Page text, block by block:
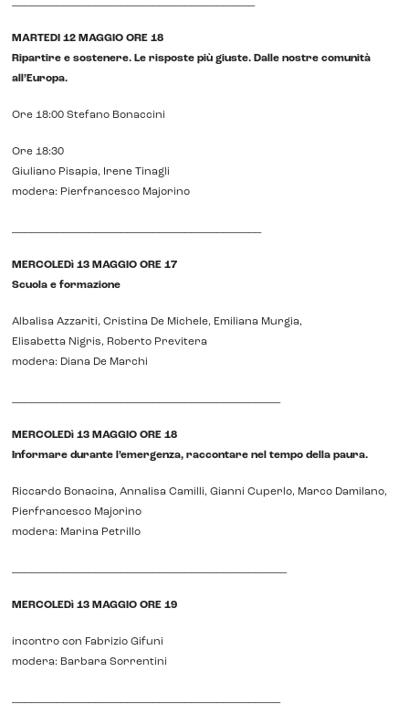
MARTEDI 12 MAGGIO ORE 18
Ripartire e sostenere. Le risposte più giuste. Dalle nostre comunità
all’Europa.
Ore 18:00 Stefano Bonaccini
Ore 18:30
Giuliano Pisapia, Irene Tinagli
modera: Pierfrancesco Majorino
MERCOLEDì 13 MAGGIO ORE 17
Scuola e formazione
Albalisa Azzariti, Cristina De Michele, Emiliana Murgia,
Elisabetta Nigris, Roberto Previtera
modera: Diana De Marchi
MERCOLEDì 13 MAGGIO ORE 18
Informare durante l’emergenza, raccontare nel tempo della paura.
Riccardo Bonacina, Annalisa Camilli, Gianni Cuperlo, Marco Damilano,
Pierfrancesco Majorino
modera: Marina Petrillo
MERCOLEDì 13 MAGGIO ORE 19
incontro con Fabrizio Gifuni
modera: Barbara Sorrentini